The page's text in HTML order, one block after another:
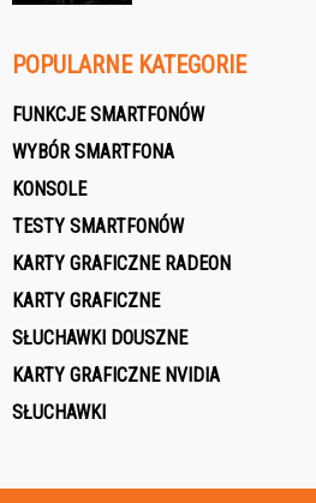
POPULARNE KATEGORIE
FUNKCJE SMARTFONÓW
WYBÓR SMARTFONA
KONSOLE
TESTY SMARTFONÓW
KARTY GRAFICZNE RADEON
KARTY GRAFICZNE
SŁUCHAWKI DOUSZNE
KARTY GRAFICZNE NVIDIA
SŁUCHAWKI